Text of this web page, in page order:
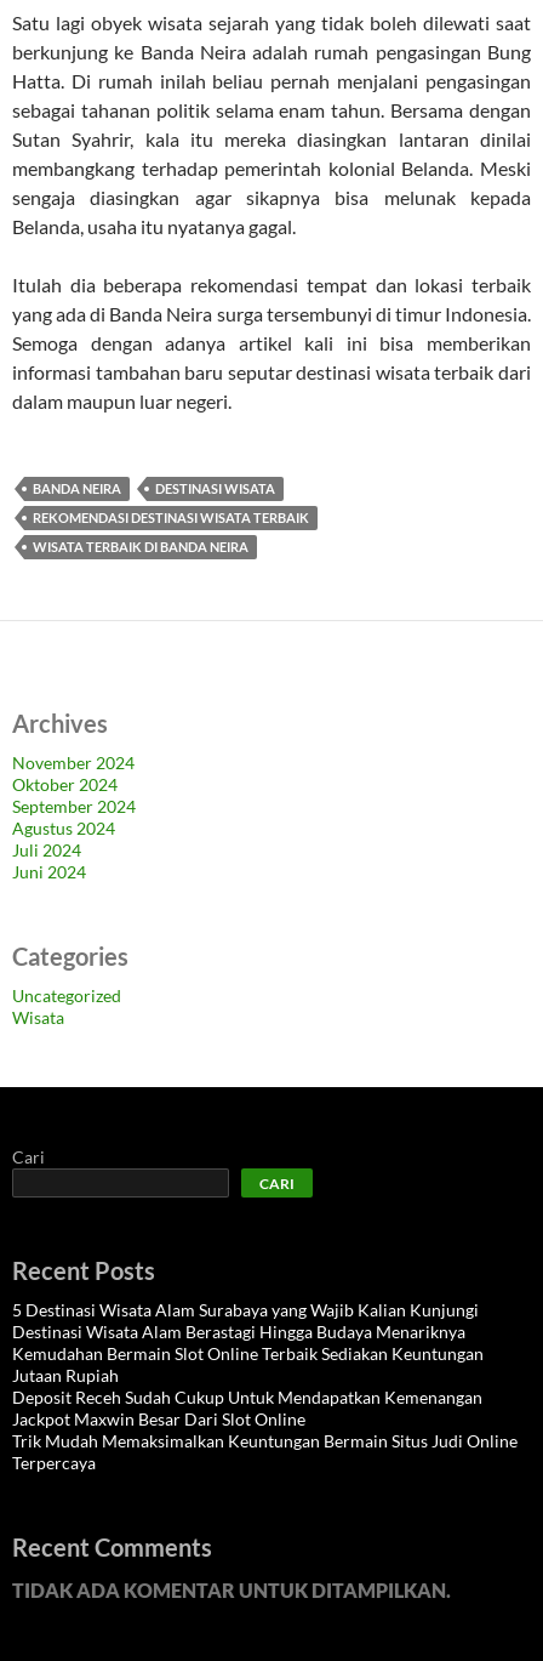
Satu lagi obyek wisata sejarah yang tidak boleh dilewati saat
berkunjung ke Banda Neira adalah rumah pengasingan Bung
Hatta. Di rumah inilah beliau pernah menjalani pengasingan
sebagai tahanan politik selama enam tahun. Bersama dengan
Sutan Syahrir, kala itu mereka diasingkan lantaran dinilai
membangkang terhadap pemerintah kolonial Belanda. Meski
sengaja diasingkan agar sikapnya bisa melunak kepada
Belanda, usaha itu nyatanya gagal.
Itulah dia beberapa rekomendasi tempat dan lokasi terbaik
yang ada di Banda Neira surga tersembunyi di timur Indonesia.
Semoga dengan adanya artikel kali ini bisa memberikan
informasi tambahan baru seputar destinasi wisata terbaik dari
dalam maupun luar negeri.
BANDA NEIRA
DESTINASI WISATA
REKOMENDASI DESTINASI WISATA TERBAIK
WISATA TERBAIK DI BANDA NEIRA
Archives
November 2024
Oktober 2024
September 2024
Agustus 2024
Juli 2024
Juni 2024
Categories
Uncategorized
Wisata
Cari
CARI
Recent Posts
5 Destinasi Wisata Alam Surabaya yang Wajib Kalian Kunjungi
Destinasi Wisata Alam Berastagi Hingga Budaya Menariknya
Kemudahan Bermain Slot Online Terbaik Sediakan Keuntungan
Jutaan Rupiah
Deposit Receh Sudah Cukup Untuk Mendapatkan Kemenangan
Jackpot Maxwin Besar Dari Slot Online
Trik Mudah Memaksimalkan Keuntungan Bermain Situs Judi Online
Terpercaya
Recent Comments
TIDAK ADA KOMENTAR UNTUK DITAMPILKAN.